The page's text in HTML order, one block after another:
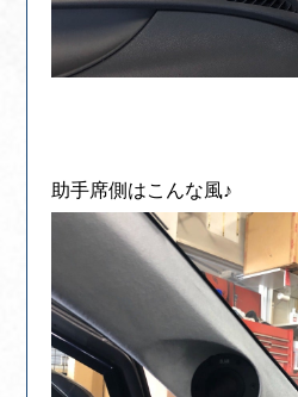
助手席側はこんな風♪